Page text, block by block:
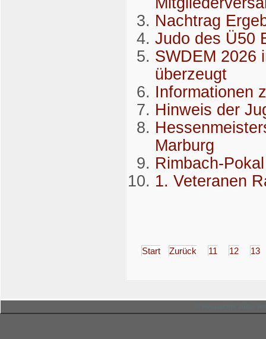
Nachtrag
Judo des Ü50
SWDEM 2026
überzeugt
Informationen
Hinweis der
Marburg
Rimbach-
1. Veteranen
Start Zurück 11 12 13